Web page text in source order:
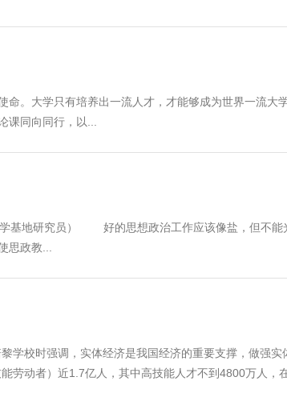
大学只有培养出一流人才，才能够成为世界一流大
同向同行，以...
地研究员） 好的思想政治工作应该像盐，但不能
思政教...
校时强调，实体经济是我国经济的重要支撑，做强实
劳动者）近1.7亿人，其中高技能人才不到4800万人，